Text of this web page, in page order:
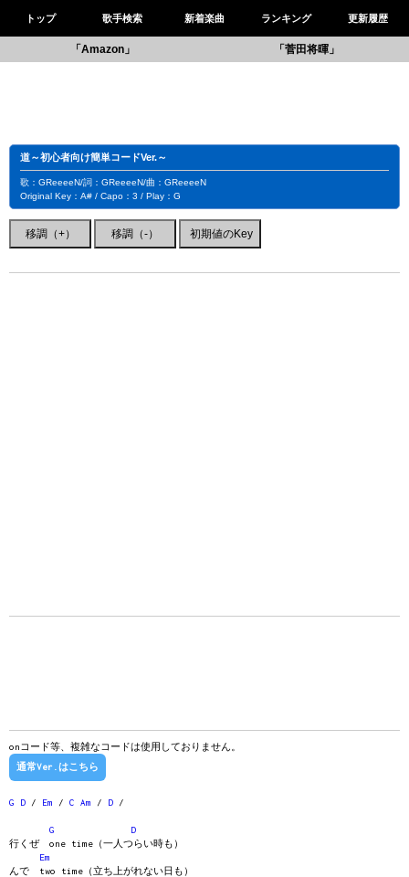
トップ 歌手検索 新着楽曲 ランキング 更新履歴
「Amazon」 「菅田将暉」
道～初心者向け簡単コードVer.～
歌：GReeeeN/詞：GReeeeN/曲：GReeeeN
Original Key：A# / Capo：3 / Play：G
onコード等、複雑なコードは使用しておりません。
通常Ver.はこちら
G D / Em / C Am / D /
G
D
行くぜ one time（一人つらい時も）
Em
んで two time（立ち上がれない日も）